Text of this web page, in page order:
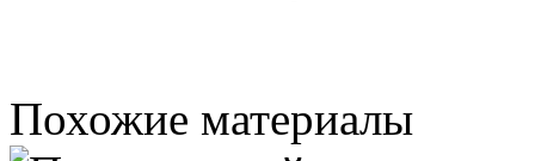
Похожие материалы